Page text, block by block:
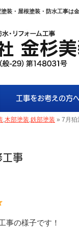
装・屋根塗装・防水工事は
工事をお考えの方
,木部塗装,鉄部塗装 » 7月狛
事
事の様子です！